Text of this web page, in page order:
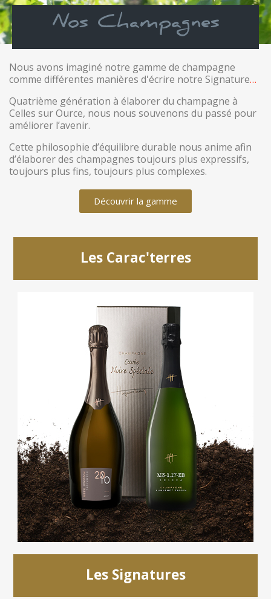
Nos Champagnes
Nous avons imaginé notre gamme de champagne
comme différentes manières d'écrire notre Signature…
Quatrième génération à élaborer du champagne à
Celles sur Ource, nous nous souvenons du passé pour
améliorer l’avenir.
Cette philosophie d’équilibre durable nous anime afin
d’élaborer des champagnes toujours plus expressifs,
toujours plus fins, toujours plus complexes.
Découvrir la gamme
Les Carac'terres
Les Signatures